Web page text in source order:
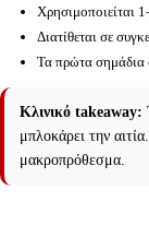
Χρησιμοποιείται
Διατίθεται σε
Τα πρώτα σημάδια
Κλινικό takeaway:
μπλοκάρει την
μακροπρόθεσμα.